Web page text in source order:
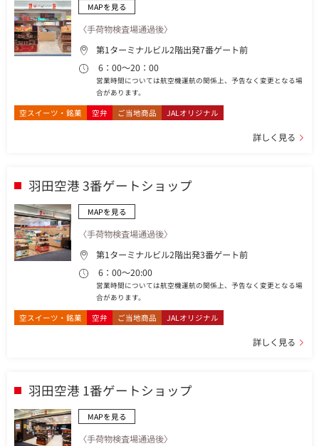
MAPを見る
〈手荷物検査場通過後〉
第1ターミナルビル2階出発7番ゲート前
6：00～20：00
営業時間については航空機運航の関係上、予告なく変更となる場
合があります。
空スイーツ・銘菓 空弁 ご当地商品 JALオリジナル
詳しく見る
羽田空港 3番ゲートショップ
MAPを見る
〈手荷物検査場通過後〉
第1ターミナルビル2階出発3番ゲート前
6：00～20:00
営業時間については航空機運航の関係上、予告なく変更となる場
合があります。
空スイーツ・銘菓 空弁 ご当地商品 JALオリジナル
詳しく見る
羽田空港 1番ゲートショップ
MAPを見る
〈手荷物検査場通過後〉